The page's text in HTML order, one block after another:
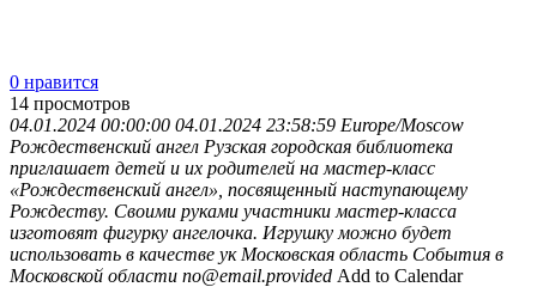
0 нравится
14 просмотров
04.01.2024 00:00:00 04.01.2024 23:58:59 Europe/Moscow
Рождественский ангел Рузская городская библиотека
приглашает детей и их родителей на мастер-класс
«Рождественский ангел», посвященный наступающему
Рождеству. Своими руками участники мастер-класса
изготовят фигурку ангелочка. Игрушку можно будет
использовать в качестве ук Московская область События в
Московской области no@email.provided Add to Calendar